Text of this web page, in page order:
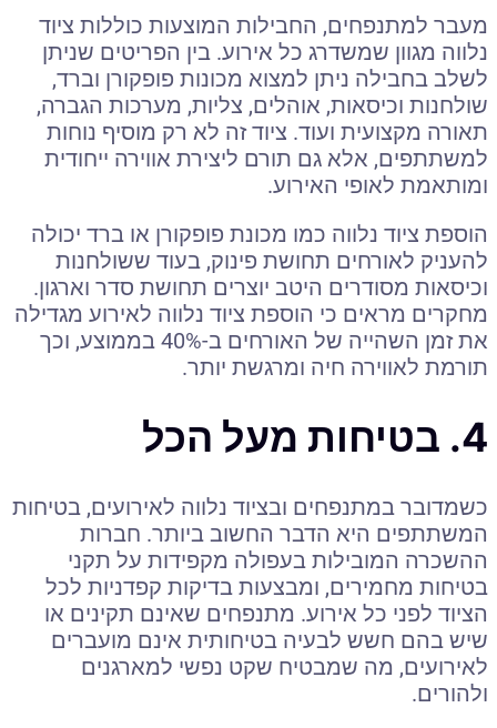
מעבר למתנפחים, החבילות המוצעות כוללות ציוד
נלווה מגוון שמשדרג כל אירוע. בין הפריטים שניתן
לשלב בחבילה ניתן למצוא מכונות פופקורן וברד,
שולחנות וכיסאות, אוהלים, צליות, מערכות הגברה,
תאורה מקצועית ועוד. ציוד זה לא רק מוסיף נוחות
למשתתפים, אלא גם תורם ליצירת אווירה ייחודית
ומותאמת לאופי האירוע.
הוספת ציוד נלווה כמו מכונת פופקורן או ברד יכולה
להעניק לאורחים תחושת פינוק, בעוד ששולחנות
וכיסאות מסודרים היטב יוצרים תחושת סדר וארגון.
מחקרים מראים כי הוספת ציוד נלווה לאירוע מגדילה
את זמן השהייה של האורחים ב-40% בממוצע, וכך
תורמת לאווירה חיה ומרגשת יותר.
4. בטיחות מעל הכל
כשמדובר במתנפחים ובציוד נלווה לאירועים, בטיחות
המשתתפים היא הדבר החשוב ביותר. חברות
ההשכרה המובילות בעפולה מקפידות על תקני
בטיחות מחמירים, ומבצעות בדיקות קפדניות לכל
הציוד לפני כל אירוע. מתנפחים שאינם תקינים או
שיש בהם חשש לבעיה בטיחותית אינם מועברים
לאירועים, מה שמבטיח שקט נפשי למארגנים
ולהורים.